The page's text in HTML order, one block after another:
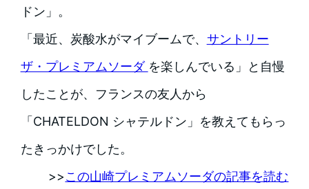
ドン」。
「最近、炭酸水がマイブームで、 サントリー
ザ・プレミアムソーダ を楽しんでいる」と自慢
したことが、フランスの友人から
「CHATELDON シャテルドン」を教えてもらっ
たきっかけでした。
>>この山崎プレミアムソーダの記事を読む